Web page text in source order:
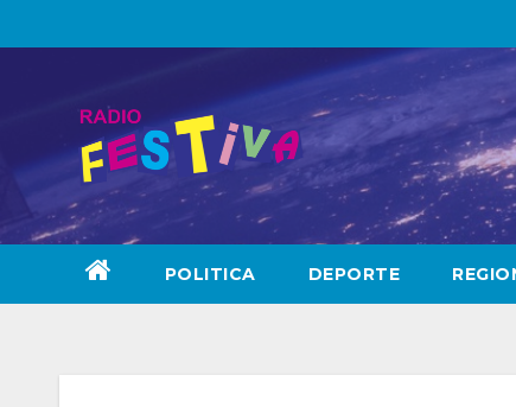
to
POLITICA DEPORTE